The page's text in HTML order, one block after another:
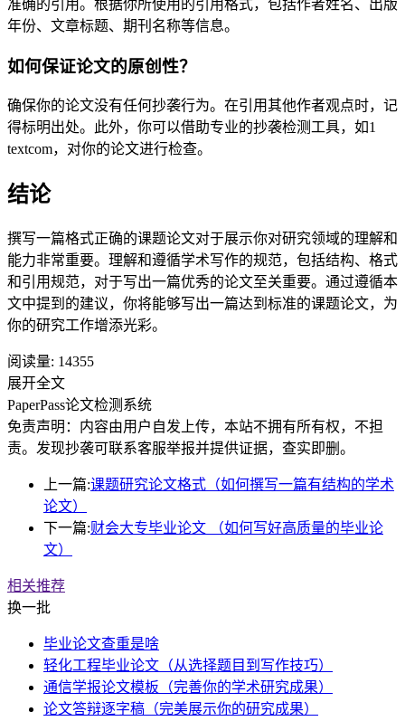
准确的引用。根据你所使用的引用格式，包括作者姓名、出版
年份、文章标题、期刊名称等信息。
如何保证论文的原创性？
确保你的论文没有任何抄袭行为。在引用其他作者观点时，记
得标明出处。此外，你可以借助专业的抄袭检测工具，如1
textcom，对你的论文进行检查。
结论
撰写一篇格式正确的课题论文对于展示你对研究领域的理解和
能力非常重要。理解和遵循学术写作的规范，包括结构、格式
和引用规范，对于写出一篇优秀的论文至关重要。通过遵循本
文中提到的建议，你将能够写出一篇达到标准的课题论文，为
你的研究工作增添光彩。
阅读量: 14355
展开全文
PaperPass论文检测系统
免责声明：内容由用户自发上传，本站不拥有所有权，不担
责。发现抄袭可联系客服举报并提供证据，查实即删。
上一篇:课题研究论文格式（如何撰写一篇有结构的学术
论文）
下一篇:财会大专毕业论文 （如何写好高质量的毕业论
文）
相关推荐
换一批
毕业论文查重是啥
轻化工程毕业论文（从选择题目到写作技巧）
通信学报论文模板（完善你的学术研究成果）
论文答辩逐字稿（完美展示你的研究成果）